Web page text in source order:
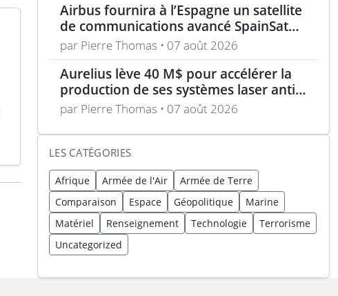
Airbus fournira à l’Espagne un satellite
de communications avancé SpainSat
NG-III
par Pierre Thomas • 07 août 2026
Aurelius lève 40 M$ pour accélérer la
production de ses systèmes laser anti-
drones
par Pierre Thomas • 07 août 2026
LES CATÉGORIES
Afrique Armée de l'Air
Armée de Terre
Comparaison
Espace Géopolitique
Marine
Matériel
Renseignement Technologie
Terrorisme
Uncategorized